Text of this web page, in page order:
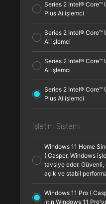
Series 2 Intel® Core™
Plus Ai işlemci
Series 2 Intel® Core™
Ai işlemci
Series 2 Intel® Core™
Ai işlemci
Series 2 Intel® Core™
Plus Ai işlemci
İşletim Sistemi
Windows 11 Home
( Casper, Windows
tavsiye eder.
açık ve stabil
Windows 11 Pro (
için Windows 11